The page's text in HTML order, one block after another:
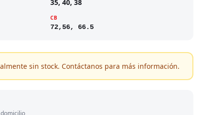
35, 40, 38
CB
72,56, 66.5
sin stock. Contáctanos para más información.